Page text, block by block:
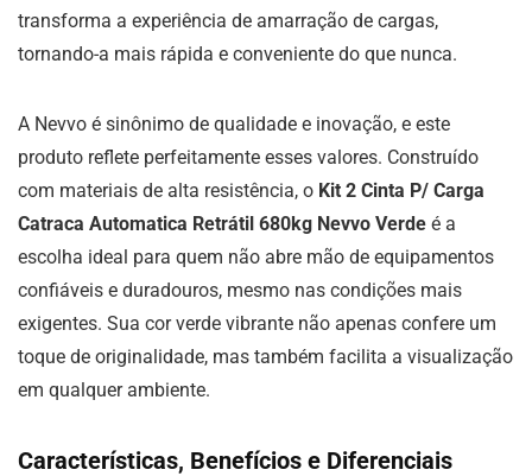
transforma a experiência de amarração de cargas,
tornando-a mais rápida e conveniente do que nunca.
A Nevvo é sinônimo de qualidade e inovação, e este
produto reflete perfeitamente esses valores. Construído
com materiais de alta resistência, o Kit 2 Cinta P/ Carga
Catraca Automatica Retrátil 680kg Nevvo Verde é a
escolha ideal para quem não abre mão de equipamentos
confiáveis e duradouros, mesmo nas condições mais
exigentes. Sua cor verde vibrante não apenas confere um
toque de originalidade, mas também facilita a visualização
em qualquer ambiente.
Características, Benefícios e Diferenciais